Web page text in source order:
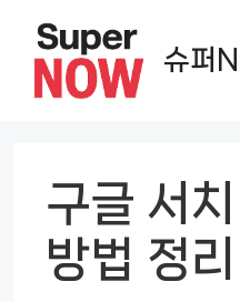
슈퍼
구글 서
방법 정리